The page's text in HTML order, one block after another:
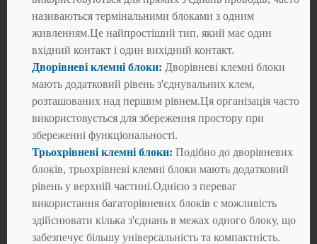
називаються термінальними блоками з одним
живленням.Це найпростіший тип, який має один
вхідний контакт і один вихідний контакт.
Дворівневі клемні блоки: Дворівневі клемні блоки
мають додатковий рівень з'єднувальних клем,
розташованих над першим рівнем.Ця організація часто
використовується для збереження простору при
збереженні функціональності.
Трьохрівневі клемні блоки: Подібно до дворівневих
блоків, трьохрівневі клемні блоки мають додатковий
рівень у верхній частині.Однією з переваг
використання багаторівневих блоків є можливість
здійснювати кілька з'єднань в межах одного блоку, що
забезпечує більшу універсальність та компактність.